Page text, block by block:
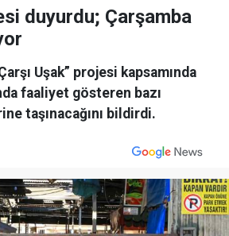
duyurdu; Çarşamba
Uşak” projesi kapsamında
faaliyet gösteren bazı
taşınacağını bildirdi.